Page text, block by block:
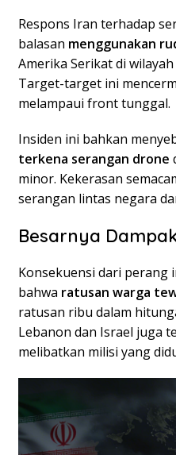
Respons Iran terhadap
balasan menggunakan
Amerika Serikat di
Target-target ini
melampaui front tunggal.
Insiden ini bahkan
terkena serangan drone
minor. Kekerasan
serangan lintas negara
Besarnya
Konsekuensi dari perang
bahwa ratusan warga
ratusan ribu dalam
Lebanon dan Israel juga
melibatkan milisi yang